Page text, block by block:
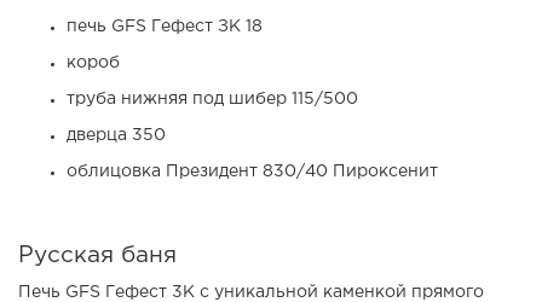
печь GFS Гефест ЗК 18
короб
труба нижняя под шибер 115/500
дверца 350
облицовка Президент 830/40 Пироксенит
Русская баня
Печь GFS Гефест 3К с уникальной каменкой прямого